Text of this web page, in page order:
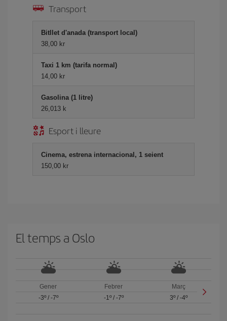
Transport
Bitllet d'anada (transport local)
38,00 kr
Taxi 1 km (tarifa normal)
14,00 kr
Gasolina (1 litre)
26,013 k
Esport i lleure
Cinema, estrena internacional, 1 seient
150,00 kr
El temps a Oslo
Gener
-3º/ -7º
Febrer
-1º/ -7º
Març
3º /-4º